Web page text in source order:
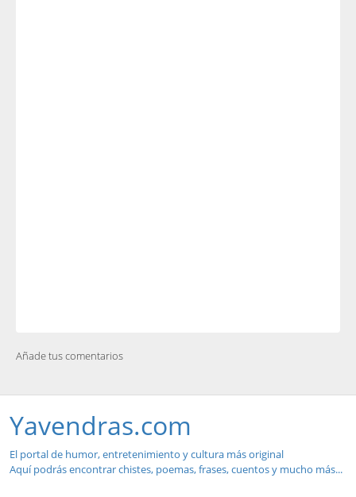
Añade tus comentarios
Yavendras.com
El portal de humor, entretenimiento y cultura más original
Aquí podrás encontrar chistes, poemas, frases, cuentos y mucho más...